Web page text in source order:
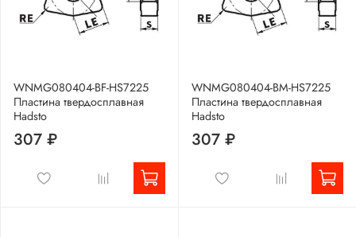
WNMG080404-BF-HS7225
Пластина твердосплавная
Hadsto
307 ₽
WNMG080404-BM-HS7225
Пластина твердосплавная
Hadsto
307 ₽